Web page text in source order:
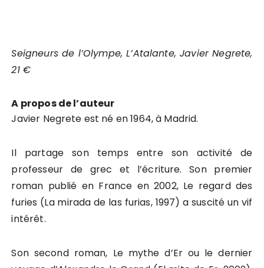
Seigneurs de l’Olympe, L’Atalante, Javier Negrete,
21 €
A propos de l’auteur
Javier Negrete est né en 1964, à Madrid.
Il partage son temps entre son activité de
professeur de grec et l’écriture. Son premier
roman publié en France en 2002, Le regard des
furies (La mirada de las furias, 1997) a suscité un vif
intérêt.
Son second roman, Le mythe d’Er ou le dernier